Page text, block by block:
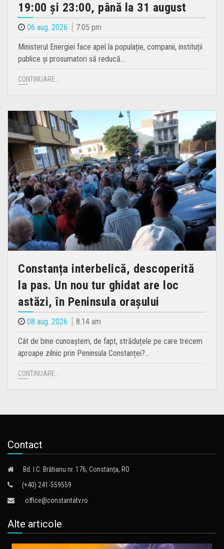
19:00 și 23:00, până la 31 august
06 aug. 2026 7.05 pm
Ministerul Energiei face apel la populație, companii, instituții
publice și prosumatori să reducă…
CONTINUARE...
Constanța interbelică, descoperită
la pas. Un nou tur ghidat are loc
astăzi, în Peninsula orașului
08 aug. 2026 8.14 am
Cât de bine cunoaștem, de fapt, străduțele pe care trecem
aproape zilnic prin Peninsula Constanței?…
CONTINUARE...
Contact
Bd. I.C. Brătianu nr. 176, Constanța, RO
(+40) 241-559559
office@constantatv.ro
Alte articole